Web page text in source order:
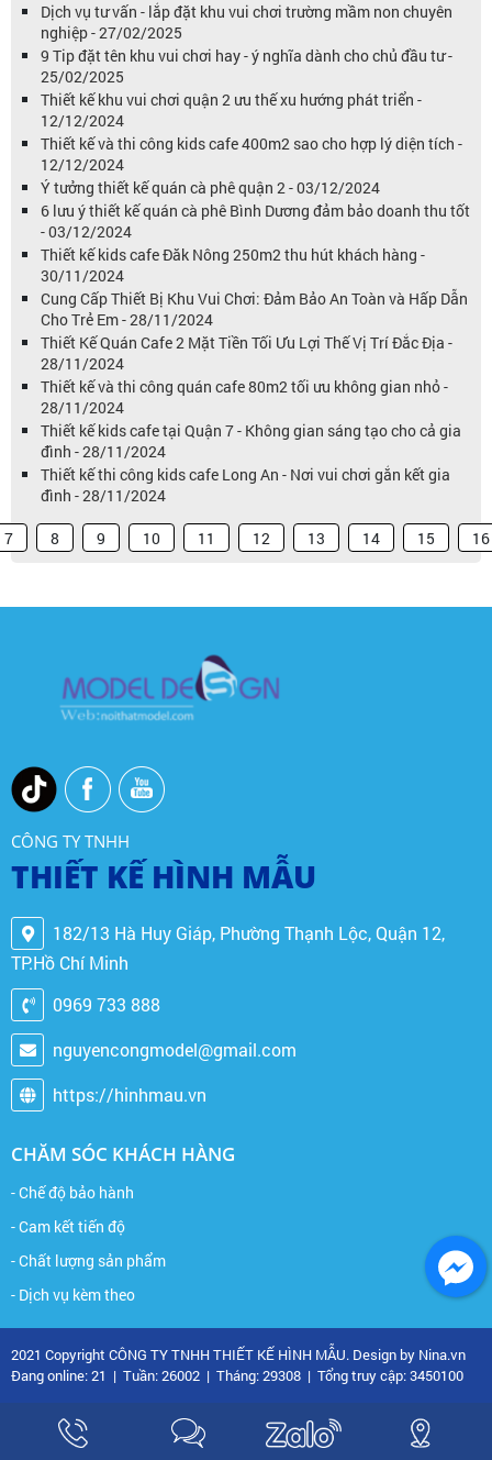
Dịch vụ tư vấn - lắp đặt khu vui chơi trường mầm non chuyên
nghiệp - 27/02/2025
9 Tip đặt tên khu vui chơi hay - ý nghĩa dành cho chủ đầu tư -
25/02/2025
Thiết kế khu vui chơi quận 2 ưu thế xu hướng phát triển -
12/12/2024
Thiết kế và thi công kids cafe 400m2 sao cho hợp lý diện tích -
12/12/2024
Ý tưởng thiết kế quán cà phê quận 2 - 03/12/2024
6 lưu ý thiết kế quán cà phê Bình Dương đảm bảo doanh thu tốt
- 03/12/2024
Thiết kế kids cafe Đăk Nông 250m2 thu hút khách hàng -
30/11/2024
Cung Cấp Thiết Bị Khu Vui Chơi: Đảm Bảo An Toàn và Hấp Dẫn
Cho Trẻ Em - 28/11/2024
Thiết Kế Quán Cafe 2 Mặt Tiền Tối Ưu Lợi Thế Vị Trí Đắc Địa -
28/11/2024
Thiết kế và thi công quán cafe 80m2 tối ưu không gian nhỏ -
28/11/2024
Thiết kế kids cafe tại Quận 7 - Không gian sáng tạo cho cả gia
đình - 28/11/2024
Thiết kế thi công kids cafe Long An - Nơi vui chơi gắn kết gia
đình - 28/11/2024
7 8 9 10 11 12 13 14 15 16
CÔNG TY TNHH
THIẾT KẾ HÌNH MẪU
182/13 Hà Huy Giáp, Phường Thạnh Lộc, Quận 12,
TP.Hồ Chí Minh
0969 733 888
nguyencongmodel@gmail.com
https://hinhmau.vn
CHĂM SÓC KHÁCH HÀNG
- Chế độ bảo hành
- Cam kết tiến độ
- Chất lượng sản phẩm
- Dịch vụ kèm theo
2021 Copyright CÔNG TY TNHH THIẾT KẾ HÌNH MẪU. Design by Nina.vn
Đang online: 21 | Tuần: 26002 | Tháng: 29308 | Tổng truy cập: 3450100